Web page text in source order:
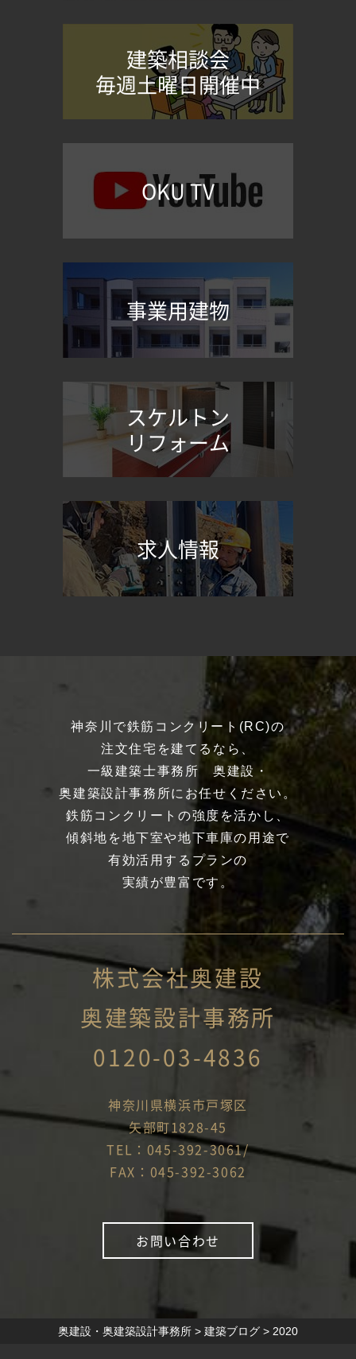
建築相談会
毎週土曜日開催中
OKU TV
事業用建物
スケルトン
リフォーム
求人情報
神奈川で鉄筋コンクリート(RC)の
注文住宅を建てるなら、
一級建築士事務所 奥建設・
奥建築設計事務所にお任せください。
鉄筋コンクリートの強度を活かし、
傾斜地を地下室や地下車庫の用途で
有効活用するプランの
実績が豊富です。
株式会社奥建設
奥建築設計事務所
0120-03-4836
神奈川県横浜市戸塚区
矢部町1828-45
TEL：045-392-3061/
FAX：045-392-3062
お問い合わせ
奥建設・奥建築設計事務所 > 建築ブログ > 2020